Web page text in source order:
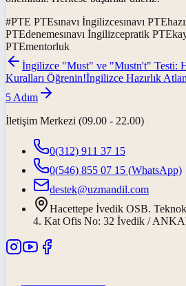
#PTE PTEsınavı İngilizcesınavı
PTEdenemesınavı İngilizcepratik
PTEmentorluk
İngilizce "Must" ve "Mustn't" Testi:
Kuralları Öğrenin!İngilizce Hazırlık
5 Adım
İletişim Merkezi (09.00 - 22.00)
0(312) 911 37 15
0(546) 855 07 15 (WhatsApp)
destek@uzmandil.com
Hacettepe İvedik OSB.
4. Kat Ofis No: 32 İvedik /